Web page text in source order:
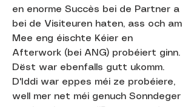
en enorme Succès bei de Partner a
bei de Visiteuren haten, ass och am
Mee eng éischte Kéier en
Afterwork (bei ANG) probéiert ginn.
Dëst war ebenfalls gutt ukomm.
D'Iddi war eppes méi ze probéiere,
well mer net méi genuch Sonndeger